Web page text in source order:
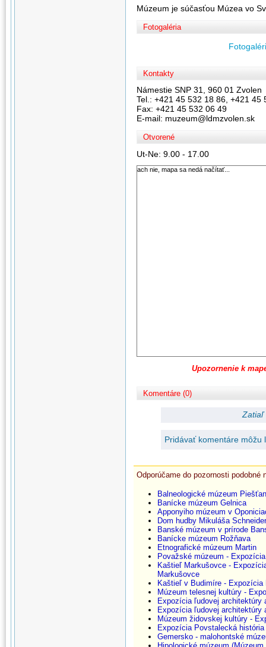
Múzeum je súčasťou Múzea vo
Fotogaléria
Kontakty
Námestie SNP 31, 960 01 Zvolen
Tel.: +421 45 532 18 86, +421 45
Fax: +421 45 532 06 49
E-mail: muzeum@ldmzvolen.sk
Otvorené
Ut-Ne: 9.00 - 17.00
ach nie, mapa sa nedá načítať...
Upozornenie k
Komentáre (0)
Zatiaľ
Pridávať komentáre
Odporúčame do pozornosti podobné
Balneologické múzeum
Banícke múzeum Gelnica
Apponyiho múzeum v
Dom hudby Mikuláša
Banské múzeum v prírode
Banícke múzeum Rožňava
Etnografické múzeum Martin
Považské múzeum -
Kaštieľ Markušovce -
Markušovce
Kaštieľ v Budimíre - Expozícia
Múzeum telesnej kultúry -
Expozícia ľudovej architektúry
Expozícia ľudovej architektúry
Múzeum židovskej kultúry -
Expozícia Povstalecká
Gemersko - malohontské